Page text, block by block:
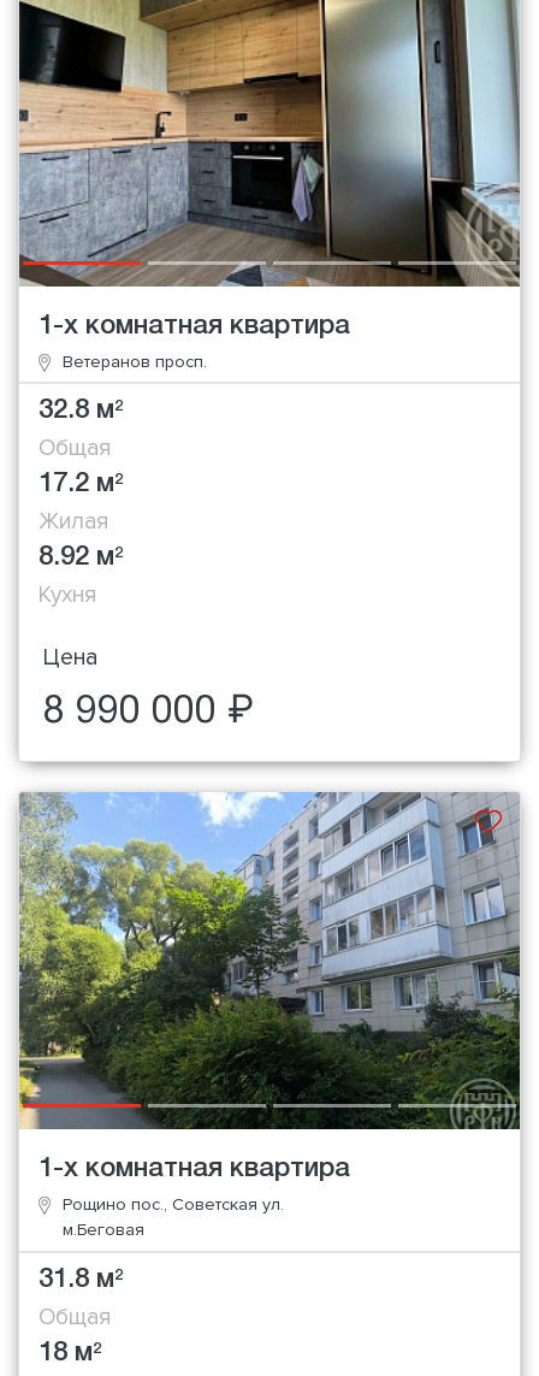
1-х комнатная квартира
Ветеранов просп.
32.8 м2
Общая
17.2 м2
Жилая
8.92 м2
Кухня
Цена
8 990 000 ₽
1-х комнатная квартира
Рощино пос., Советская ул.
м.Беговая
31.8 м2
Общая
18 м2